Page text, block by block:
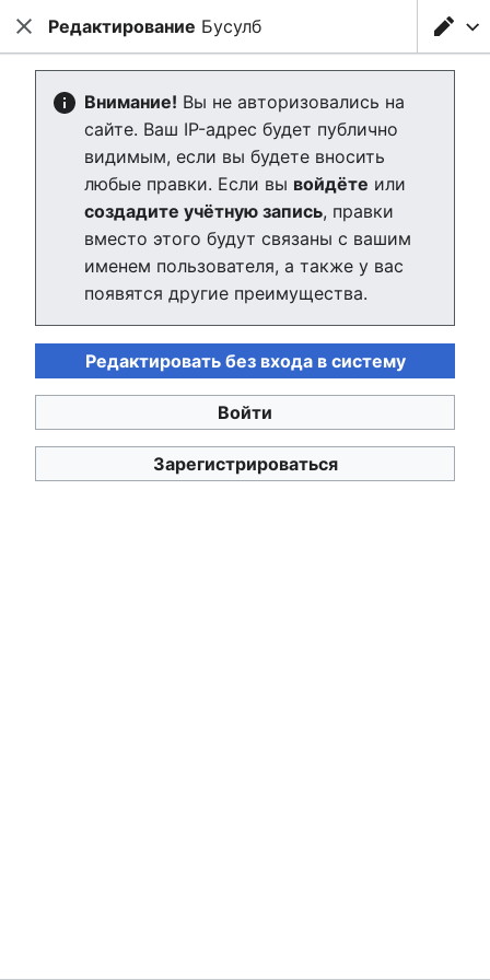
Тептар
Бусулб
– в чеченском языке происходит от
арабского "муслим" (مسلم), что означает
"мусульманин". Арабское слово было заимствовано
и адаптировано к фонетическим особенностям
чеченского языка, в результате чего образовалось
слово "бусулба".
Таким образом, "бусулба" является чеченским
вариантом арабского слова "муслим",
обозначающего последователя ислама.
Закрыть
Редактирование Бусулб
Внимание! Вы не авторизовались на
сайте. Ваш IP-адрес будет публично
видимым, если вы будете вносить
любые правки. Если вы войдёте или
создадите учётную запись, правки
вместо этого будут связаны с вашим
именем пользователя, а также у вас
появятся другие преимущества.
Редактировать без входа в систему
Войти
Зарегистрироваться